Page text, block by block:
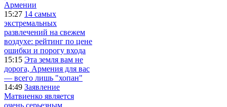
Армении
15:27 14 самых
экстремальных
развлечений на свежем
воздухе: рейтинг по цене
ошибки и порогу входа
15:15 Эта земля вам не
дорога, Армения для вас
— всего лишь "хопан"
14:49 Заявление
Матвиенко является
очень серьезным